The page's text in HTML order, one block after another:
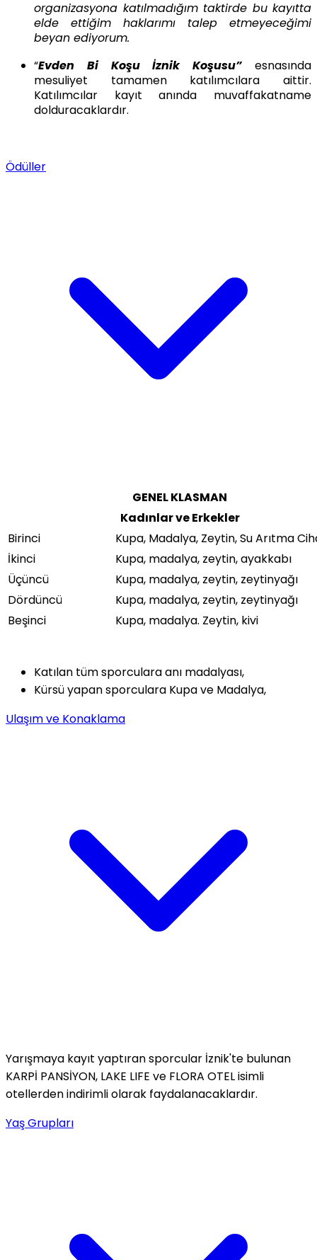
organizasyona katılmadığım taktirde bu kayıtta
elde ettiğim haklarımı talep etmeyeceğimi
beyan ediyorum.
“Evden Bi Koşu İznik Koşusu” esnasında
mesuliyet tamamen katılımcılara aittir.
Katılımcılar kayıt anında muvaffakatname
dolduracaklardır.
Ödüller
GENEL KLASMAN
Kadınlar ve Erkekler
Birinci
Kupa, Madalya, Zeytin, Su Arıtma
İkinci
Kupa, madalya, zeytin, ayakkabı
Üçüncü
Kupa, madalya, zeytin, zeytinyağı
Dördüncü
Kupa, madalya, zeytin, zeytinyağı
Beşinci
Kupa, madalya. Zeytin, kivi
Katılan tüm sporculara anı madalyası,
Kürsü yapan sporculara Kupa ve Madalya,
Ulaşım ve Konaklama
Yarışmaya kayıt yaptıran sporcular İznik'te bulunan
KARPİ PANSİYON, LAKE LIFE ve FLORA OTEL isimli
otellerden indirimli olarak faydalanacaklardır.
Yaş Grupları